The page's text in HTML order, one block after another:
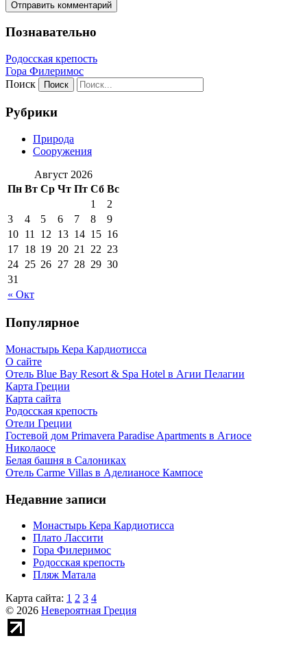
Познавательно
Родосская крепость
Гора Филеримос
Поиск
Рубрики
Природа
Сооружения
Август 2026
Пн Вт Ср Чт Пт Сб Вс
« Окт
1
2
3
4 5 6 7 8
9
10 11 12 13 14 15 16
17 18 19 20 21 22 23
24 25 26 27 28 29 30
31
Популярное
Монастырь Кера Кардиотисса
О сайте
Отель Blue Bay Resort & Spa Hotel в Агии Пелагии
Карта Греции
Карта сайта
Родосская крепость
Отели Греции
Гостевой дом Primavera Paradise Apartments в Агиосе
Николаосе
Белая башня в Салониках
Отель Carme Villas в Аделианосе Кампосе
Недавние записи
Монастырь Кера Кардиотисса
Плато Лассити
Гора Филеримос
Родосская крепость
Пляж Матала
Карта сайта: 1 2 3 4
© 2026 Невероятная Греция